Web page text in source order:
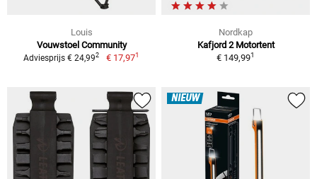
Louis
Vouwstoel Community
Adviesprijs € 24,992 € 17,971
Nordkap
Kafjord 2 Motortent
€ 149,991
NIEUW